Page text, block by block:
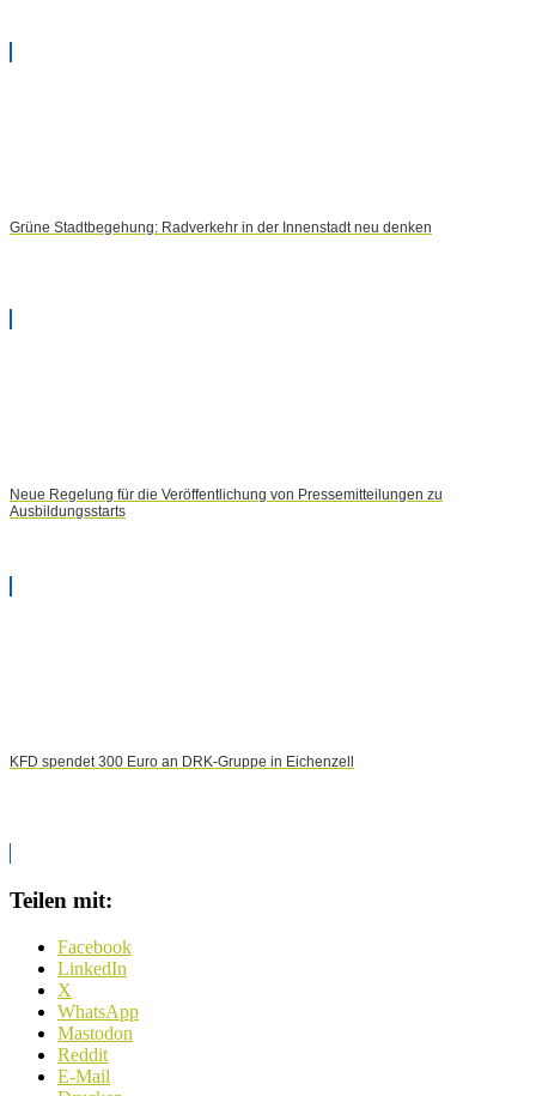
Grüne Stadtbegehung: Radverkehr in der Innenstadt neu denken
Neue Regelung für die Veröffentlichung von Pressemitteilungen zu
Ausbildungsstarts
KFD spendet 300 Euro an DRK-Gruppe in Eichenzell
Teilen mit:
Facebook
LinkedIn
X
WhatsApp
Mastodon
Reddit
E-Mail